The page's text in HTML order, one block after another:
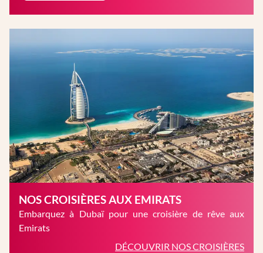
NOS CROISIÈRES AUX EMIRATS
Embarquez à Dubaï pour une croisière de rêve aux
Emirats
DÉCOUVRIR NOS CROISIÈRES